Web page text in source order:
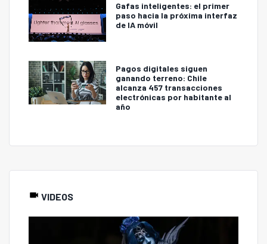
Gafas inteligentes: el primer
paso hacia la próxima interfaz
de IA móvil
Pagos digitales siguen
ganando terreno: Chile
alcanza 457 transacciones
electrónicas por habitante al
año
VIDEOS